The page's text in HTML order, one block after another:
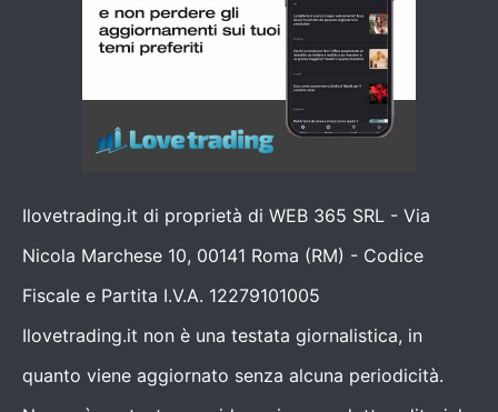
Ilovetrading.it di proprietà di WEB 365 SRL - Via
Nicola Marchese 10, 00141 Roma (RM) - Codice
Fiscale e Partita I.V.A. 12279101005
Ilovetrading.it non è una testata giornalistica, in
quanto viene aggiornato senza alcuna periodicità.